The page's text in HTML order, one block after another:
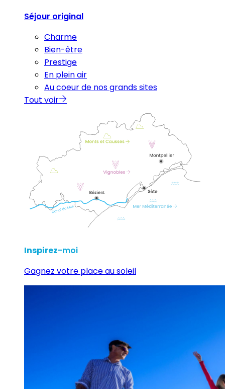
Séjour original
Charme
Bien-être
Prestige
En plein air
Au coeur de nos grands sites
Tout voir
Inspirez-moi
Gagnez votre place au soleil